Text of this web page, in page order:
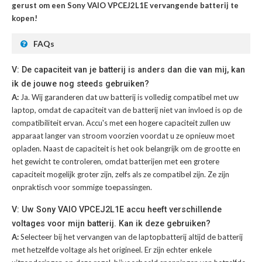
gerust om een Sony VAIO VPCEJ2L1E vervangende batterij te
kopen!
FAQs
V: De capaciteit van je batterij is anders dan die van mij, kan
ik de jouwe nog steeds gebruiken?
A: Ja. Wij garanderen dat uw batterij is volledig compatibel met uw
laptop, omdat de capaciteit van de batterij niet van invloed is op de
compatibiliteit ervan. Accu's met een hogere capaciteit zullen uw
apparaat langer van stroom voorzien voordat u ze opnieuw moet
opladen. Naast de capaciteit is het ook belangrijk om de grootte en
het gewicht te controleren, omdat batterijen met een grotere
capaciteit mogelijk groter zijn, zelfs als ze compatibel zijn. Ze zijn
onpraktisch voor sommige toepassingen.
V: Uw Sony VAIO VPCEJ2L1E accu heeft verschillende
voltages voor mijn batterij. Kan ik deze gebruiken?
A:Selecteer bij het vervangen van de laptopbatterij altijd de batterij
met hetzelfde voltage als het origineel. Er zijn echter enkele